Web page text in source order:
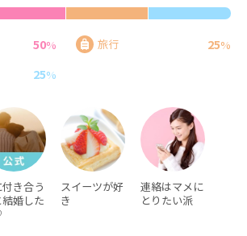
50% 旅行 25%
25%
き合う
結婚した
スイーツが好
き
連絡はマメに
とりたい派